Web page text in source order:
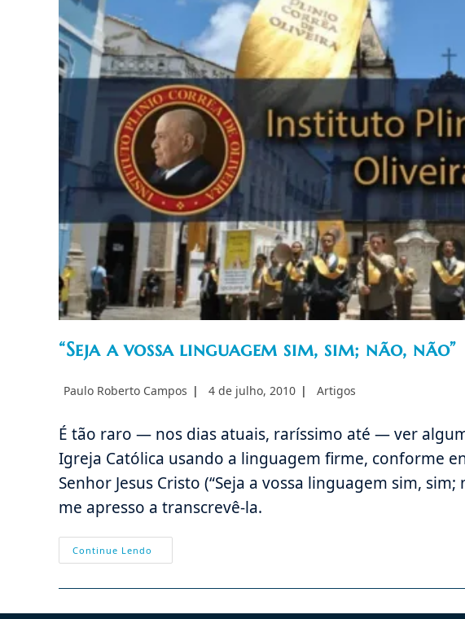
Promoção
Aborto
E
Blasfemo
E
Inaceitável
Ataque
À
Virgindade
Perpétua
De
Nossa
Senhora
“Seja a vossa linguagem sim, sim; não, não”
Autor
post:
Paulo Roberto Campos
Post
4 de julho, 2010
Categoria
Artigos
É tão raro — nos dias atuais, raríssimo até — ver
Igreja Católica usando a linguagem firme, conforme
Senhor Jesus Cristo (“Seja a vossa linguagem sim,
me apresso a transcrevê-la.
Continue Lendo
A
Linguagem